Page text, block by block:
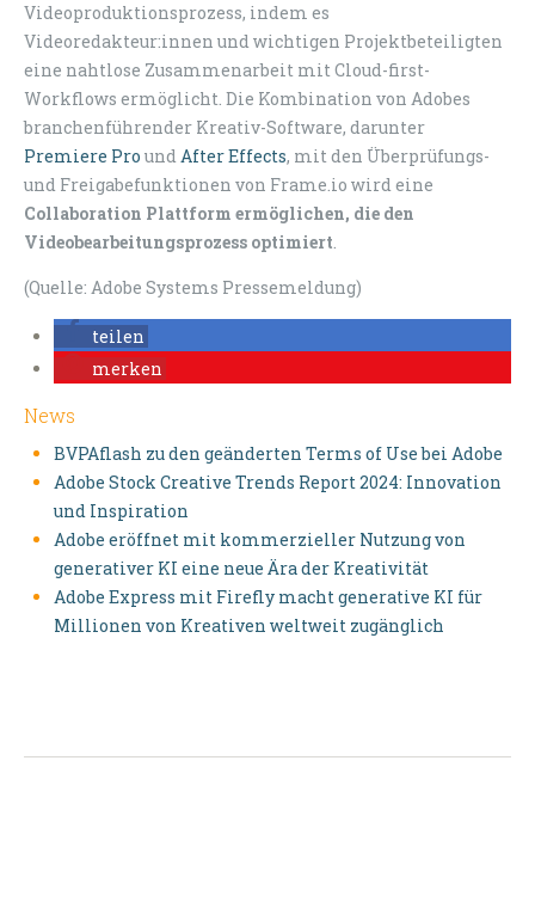
Videoproduktionsprozess, indem es
Videoredakteur:innen und wichtigen Projektbeteiligten
eine nahtlose Zusammenarbeit mit Cloud-first-
Workflows ermöglicht. Die Kombination von Adobes
branchenführender Kreativ-Software, darunter
Premiere Pro undAfter Effects, mit den Überprüfungs-
und Freigabefunktionen von Frame.io wird eine
Collaboration Plattform ermöglichen, die den
Videobearbeitungsprozess optimiert.
(Quelle: Adobe Systems Pressemeldung)
teilen
merken
News
BVPAflash zu den geänderten Terms of Use bei Adobe
Adobe Stock Creative Trends Report 2024: Innovation
und Inspiration
Adobe eröffnet mit kommerzieller Nutzung von
generativer KI eine neue Ära der Kreativität
Adobe Express mit Firefly macht generative KI für
Millionen von Kreativen weltweit zugänglich